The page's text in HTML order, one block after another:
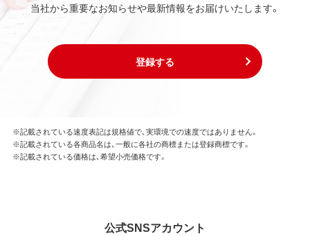
当社から重要なお知らせや最新情報をお届けいたします。
登録する
※記載されている速度表記は規格値で、実環境での速度ではありません。
※記載されている各商品名は、一般に各社の商標または登録商標です。
※記載されている価格は、希望小売価格です。
公式SNSアカウント